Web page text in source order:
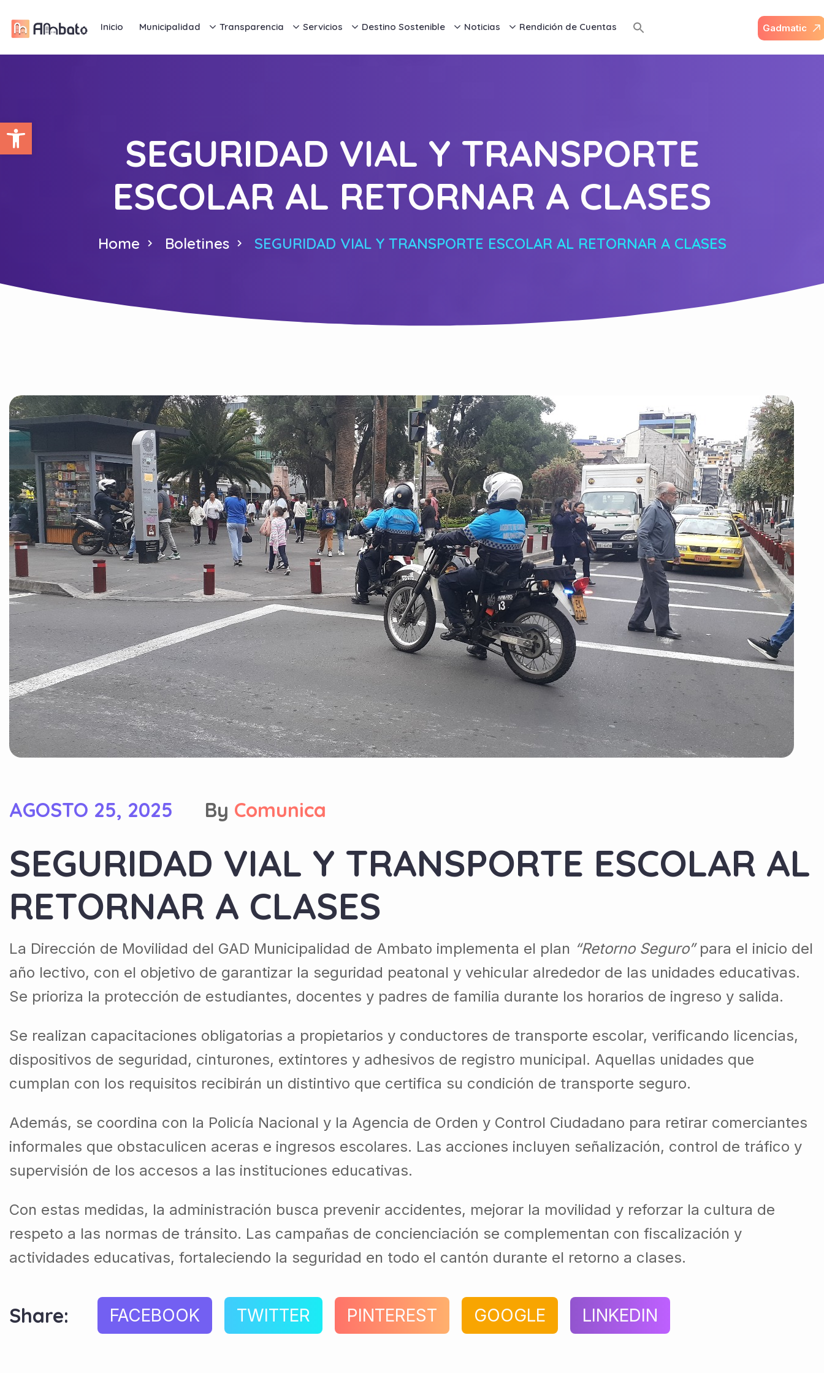
Abrir barra de herramientas
Inicio Municipalidad Transparencia Servicios Destino Sostenible Noticias Rendición de Cuentas Gadmatic
SEGURIDAD VIAL Y TRANSPORTE
ESCOLAR AL RETORNAR A CLASES
Home Boletines SEGURIDAD VIAL Y TRANSPORTE ESCOLAR AL RETORNAR A CLASES
AGOSTO 25, 2025 By Comunica
SEGURIDAD VIAL Y TRANSPORTE ESCOLAR AL
RETORNAR A CLASES
La Dirección de Movilidad del GAD Municipalidad de Ambato implementa el plan “Retorno Seguro”para el inicio del
año lectivo, con el objetivo de garantizar la seguridad peatonal y vehicular alrededor de las unidades educativas.
Se prioriza la protección de estudiantes, docentes y padres de familia durante los horarios de ingreso y salida.
Se realizan capacitaciones obligatorias a propietarios y conductores de transporte escolar, verificando licencias,
dispositivos de seguridad, cinturones, extintores y adhesivos de registro municipal. Aquellas unidades que
cumplan con los requisitos recibirán un distintivo que certifica su condición de transporte seguro.
Además, se coordina con la Policía Nacional y la Agencia de Orden y Control Ciudadano para retirar comerciantes
informales que obstaculicen aceras e ingresos escolares. Las acciones incluyen señalización, control de tráfico y
supervisión de los accesos a las instituciones educativas.
Con estas medidas, la administración busca prevenir accidentes, mejorar la movilidad y reforzar la cultura de
respeto a las normas de tránsito. Las campañas de concienciación se complementan con fiscalización y
actividades educativas, fortaleciendo la seguridad en todo el cantón durante el retorno a clases.
Share: FACEBOOK TWITTER PINTEREST GOOGLE LINKEDIN